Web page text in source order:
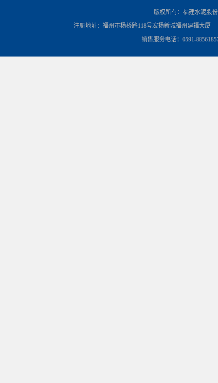
版权所有：福建水泥股
注册地址：福州市杨桥路118号宏扬新城福州建福大厦
销售服务电话：0591-